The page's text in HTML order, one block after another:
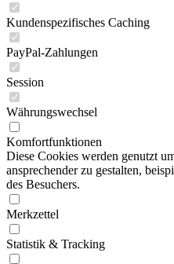
Kundenspezifisches Caching
PayPal-Zahlungen
Session
Währungswechsel
Komfortfunktionen
Diese Cookies werden genutzt
ansprechender zu gestalten,
des Besuchers.
Merkzettel
Statistik & Tracking